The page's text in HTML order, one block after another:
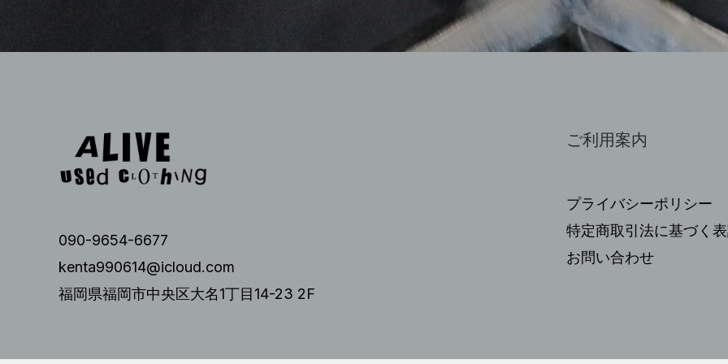
090-9654-6677
kenta990614@icloud.com
福岡県福岡市中央区大名1丁目14-23 2F
ご利用案内
プライバシーポリシー
特定商取引法に基づく
お問い合わせ